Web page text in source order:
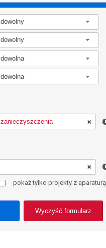
dowolny
dowolny
dowolna
dowolna
pokaż tylko projekty z aparaturą
Wyczyść formularz